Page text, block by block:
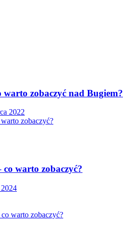
warto zobaczyć nad Bugiem?
2022
warto zobaczyć?